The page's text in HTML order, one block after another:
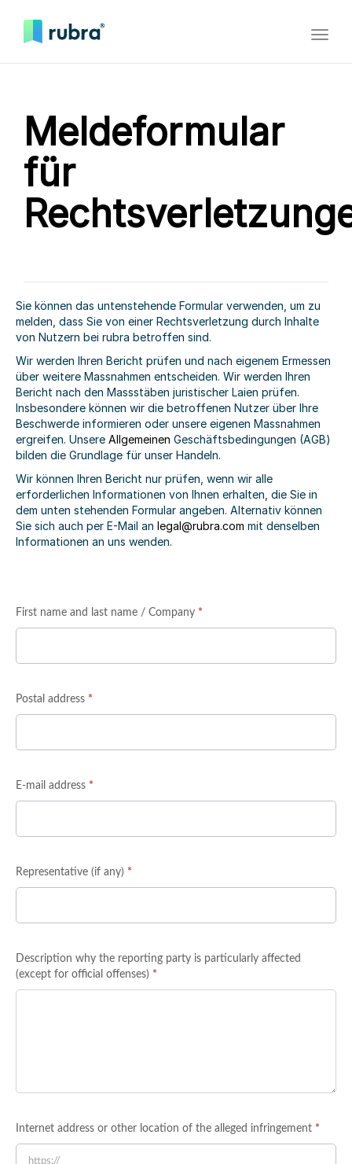
Meldeformular
für
Sie können das untenstehende Formular verwenden, um zu
melden, dass Sie von einer Rechtsverletzung durch Inhalte
von Nutzern bei rubra betroffen sind.
Wir werden Ihren Bericht prüfen und nach eigenem Ermessen
über weitere Massnahmen entscheiden. Wir werden Ihren
Bericht nach den Massstäben juristischer Laien prüfen.
Insbesondere können wir die betroffenen Nutzer über Ihre
Beschwerde informieren oder unsere eigenen Massnahmen
ergreifen. Unsere Allgemeinen Geschäftsbedingungen (AGB)
bilden die Grundlage für unser Handeln.
Wir können Ihren Bericht nur prüfen, wenn wir alle
erforderlichen Informationen von Ihnen erhalten, die Sie in
dem unten stehenden Formular angeben. Alternativ können
Sie sich auch per E-Mail an legal@rubra.com mit denselben
Informationen an uns wenden.
Reporting
First name and last name / Company *
Postal address *
E-mail address *
Representative (if any) *
Description why the reporting party is particularly affected
(except for official offenses) *
Internet address or other location of the alleged infringement *
Falls Du
menschlich
dieses Feld